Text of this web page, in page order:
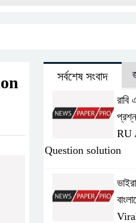
সর্বশেষ সংবাদ
রাবি
RU
Question solution